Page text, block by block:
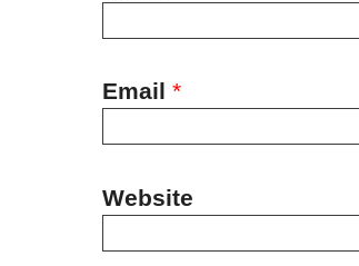
Email *
Website